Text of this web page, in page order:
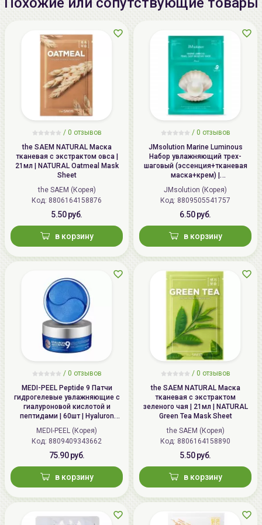
/ 0 отзывов
the SAEM NATURAL Маска
тканевая с экстрактом овса |
21мл | NATURAL Oatmeal Mask
Sheet
the SAEM (Корея)
Код: 8806164158876
5.50 руб.
в корзину
/ 0 отзывов
JMsolution Marine Luminous
Набор увлажняющий трех-
шаговый (эссенция+тканевая
маска+крем) |
1.5мл+27мл+1.5мл | Marine
Luminous Pearl Deep Moisture
Mask
JMsolution (Корея)
Код: 8809505541757
6.50 руб.
в корзину
/ 0 отзывов
MEDI-PEEL Peptide 9 Патчи
гидрогелевые увлажняющие с
гиалуроновой кислотой и
пептидами | 60шт | Hyaluron
Aqua Peptide 9 Ampoule Eye
Patch
MEDI-PEEL (Корея)
Код: 8809409343662
75.90 руб.
в корзину
/ 0 отзывов
the SAEM NATURAL Маска
тканевая с экстрактом
зеленого чая | 21мл | NATURAL
Green Tea Mask Sheet
the SAEM (Корея)
Код: 8806164158890
5.50 руб.
в корзину